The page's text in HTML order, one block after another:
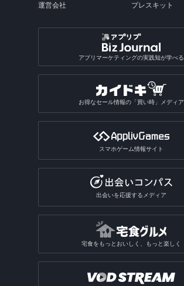
運営会社 プレスキット
アプリマーケティングの実践知が学べる
お得なセール情報の「買い時」メディア
スマホゲーム情報サイト
出会いを応援するメディア
宅食をもっとおいしく、もっと楽しく